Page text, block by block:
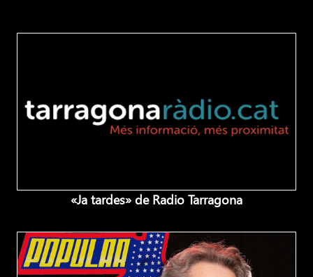
«Ja tardes» de Radio Tarragona